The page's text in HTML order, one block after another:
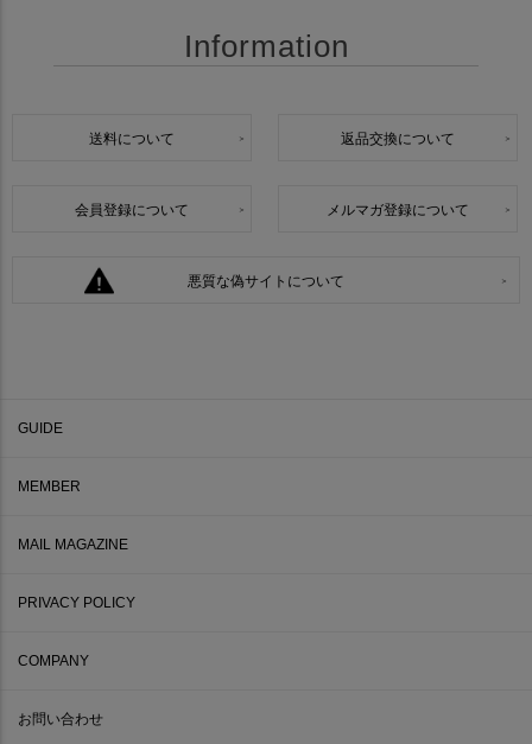
Information
送料について 返品交換について
会員登録について メルマガ登録について
悪質な偽サイトについて
GUIDE
MEMBER
MAIL MAGAZINE
PRIVACY POLICY
COMPANY
お問い合わせ